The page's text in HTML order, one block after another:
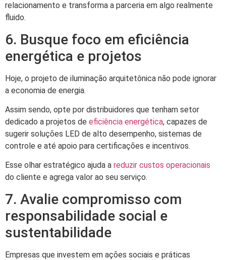
relacionamento e transforma a parceria em algo realmente
fluido.
6. Busque foco em eficiência
energética e projetos
Hoje, o projeto de iluminação arquitetônica não pode ignorar
a economia de energia.
Assim sendo, opte por distribuidores que tenham setor
dedicado a projetos de eficiência energética, capazes de
sugerir soluções LED de alto desempenho, sistemas de
controle e até apoio para certificações e incentivos.
Esse olhar estratégico ajuda a reduzir custos operacionais
do cliente e agrega valor ao seu serviço.
7. Avalie compromisso com
responsabilidade social e
sustentabilidade
Empresas que investem em ações sociais e práticas